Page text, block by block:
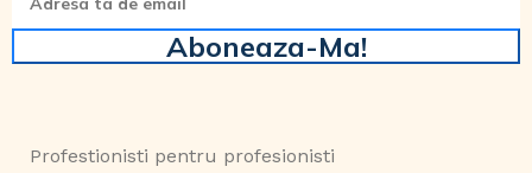
Aboneaza-Ma!
Profestionisti pentru profesionisti